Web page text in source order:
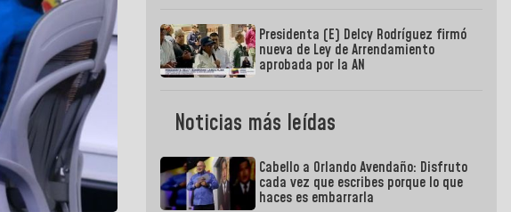
Presidenta (E) Delcy Rodríguez firmó
nueva de Ley de Arrendamiento
aprobada por la AN
Noticias más leídas
Cabello a Orlando Avendaño: Disfruto
cada vez que escribes porque lo que
haces es embarrarla